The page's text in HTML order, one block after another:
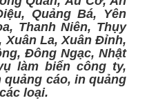
Quảng Bá, Yên
Thanh Niên, Thụy
Xuân La, Xuân Đỉnh,
Đông Ngạc, Nhật
làm biển công ty,
cáo, in quảng
loại.